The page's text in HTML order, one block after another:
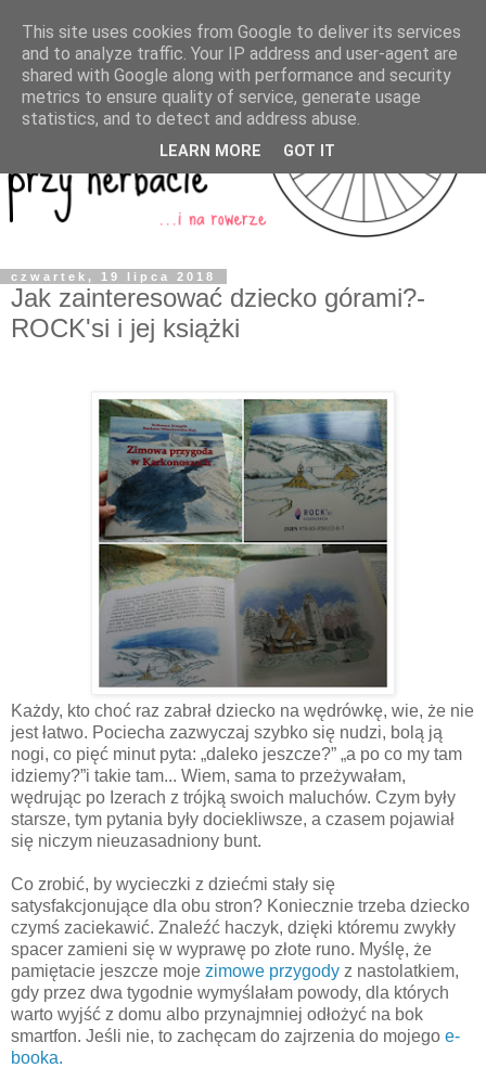
czwartek, 19 lipca 2018
Jak zainteresować dziecko górami?-
ROCK'si i jej książki
Każdy, kto choć raz zabrał dziecko na wędrówkę, wie, że nie
jest łatwo. Pociecha zazwyczaj szybko się nudzi, bolą ją
nogi, co pięć minut pyta: „daleko jeszcze?” „a po co my tam
idziemy?”i takie tam... Wiem, sama to przeżywałam,
wędrując po Izerach z trójką swoich maluchów. Czym były
starsze, tym pytania były dociekliwsze, a czasem pojawiał
się niczym nieuzasadniony bunt.
Co zrobić, by wycieczki z dziećmi stały się
satysfakcjonujące dla obu stron? Koniecznie trzeba dziecko
czymś zaciekawić. Znaleźć haczyk, dzięki któremu zwykły
spacer zamieni się w wyprawę po złote runo. Myślę, że
pamiętacie jeszcze moje zimowe przygody z nastolatkiem,
gdy przez dwa tygodnie wymyślałam powody, dla których
warto wyjść z domu albo przynajmniej odłożyć na bok
smartfon. Jeśli nie, to zachęcam do zajrzenia do mojego e-
booka.
This site uses cookies from Google to deliver its services
and to analyze traffic. Your IP address and user-agent are
shared with Google along with performance and security
metrics to ensure quality of service, generate usage
statistics, and to detect and address abuse.
LEARN MORE GOT IT